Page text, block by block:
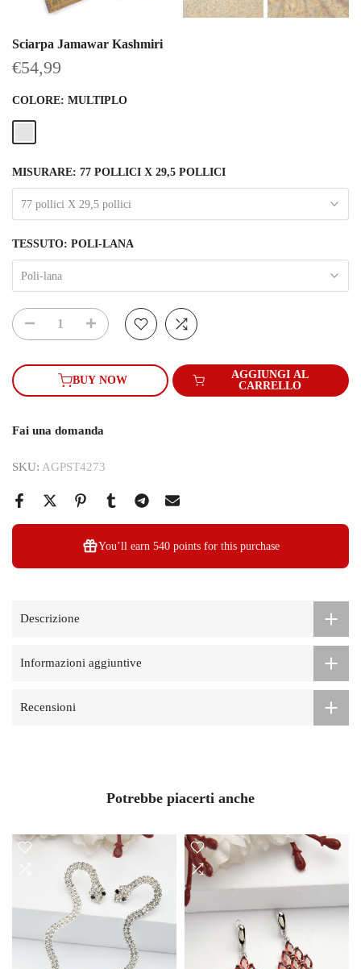
Sciarpa Jamawar Kashmiri
€54,99
COLORE: MULTIPLO
MISURARE: 77 POLLICI X 29,5 POLLICI
77 pollici X 29,5 pollici
TESSUTO: POLI-LANA
Poli-lana
BUY NOW
AGGIUNGI AL
CARRELLO
Fai una domanda
SKU: AGPST4273
You’ll earn 540 pointsfor this purchase
Descrizione
Informazioni aggiuntive
Recensioni
Potrebbe piacerti anche